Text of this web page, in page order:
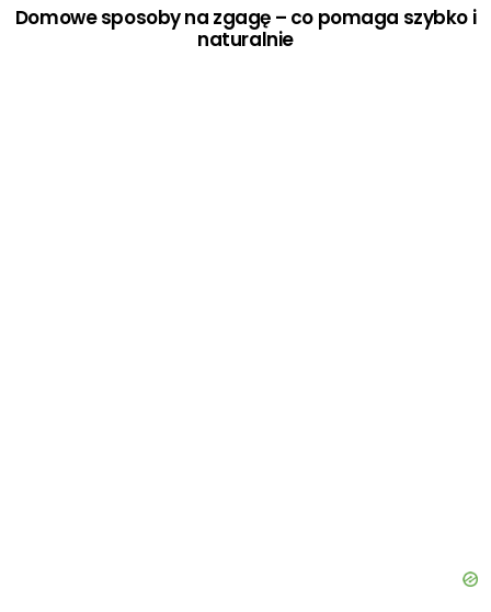
Domowe sposoby na zgagę – co pomaga szybko i
naturalnie